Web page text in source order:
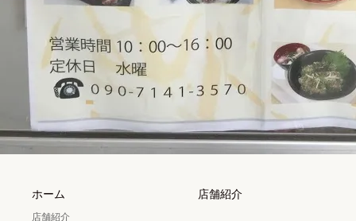
ホーム
店舗紹介
店舗紹介